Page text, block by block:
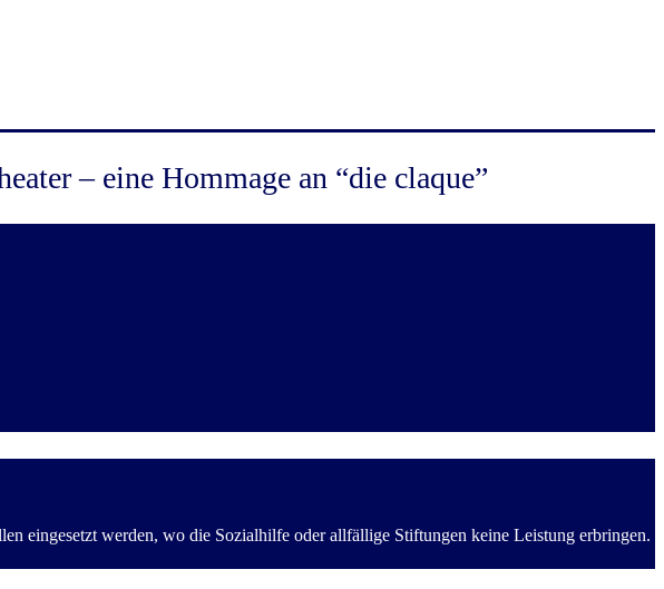
– eine Hommage an “die claque”
eingesetzt werden, wo die Sozialhilfe oder allfällige Stiftungen keine Leistung erbringen.